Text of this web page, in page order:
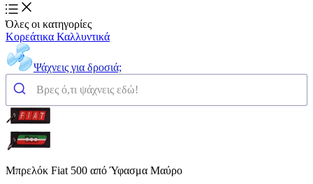
Όλες οι κατηγορίες
Κορεάτικα Καλλυντικά
Ψάχνεις για δροσιά;
Μπρελόκ Fiat 500 από Ύφασμα Μαύρο